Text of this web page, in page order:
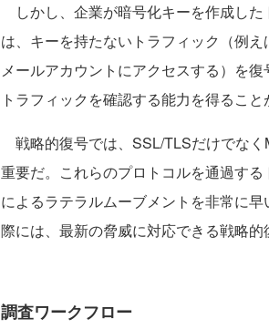
しかし、企業が暗号化キーを作成し
は、キーを持たないトラフィック（例
メールアカウントにアクセスする）を
トラフィックを確認する能力を得ること
戦略的復号では、SSL/TLSだけでな
重要だ。これらのプロトコルを通過す
によるラテラルムーブメントを非常に
際には、最新の脅威に対応できる戦略的
調査ワークフロー